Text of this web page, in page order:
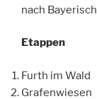
nach
Etappen
Furth im